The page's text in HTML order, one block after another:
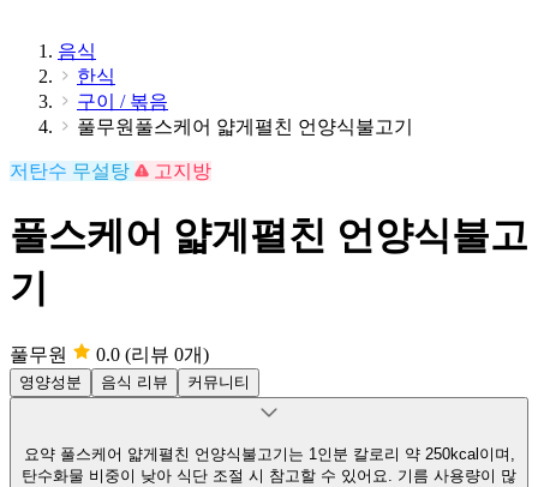
음식
한식
구이 / 볶음
풀무원풀스케어 얇게펼친 언양식불고기
저탄수 무설탕 고지방
풀스케어 얇게펼친 언양식불고
기
풀무원 0.0 (리뷰 0개)
영양성분 음식 리뷰 커뮤니티
요약 풀스케어 얇게펼친 언양식불고기는 1인분 칼로리 약 250kcal이며,
탄수화물 비중이 낮아 식단 조절 시 참고할 수 있어요. 기름 사용량이 많